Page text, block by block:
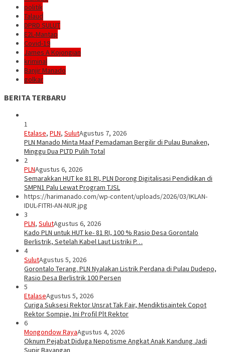
politik
Talaud
DPRD SULUT
E2L-Mantap
Covid-19
James A Kojongian
kriminal
Banjir Manado
golkar
BERITA TERBARU
1
Etalase, PLN, SulutAgustus 7, 2026
PLN Manado Minta Maaf Pemadaman Bergilir di Pulau Bunaken,
Minggu Dua PLTD Pulih Total
2
PLNAgustus 6, 2026
Semarakkan HUT ke 81 RI, PLN Dorong Digitalisasi Pendidikan di
SMPN1 Palu Lewat Program TJSL
https://harimanado.com/wp-content/uploads/2026/03/IKLAN-
IDUL-FITRI-AN-NUR.jpg
3
PLN, SulutAgustus 6, 2026
Kado PLN untuk HUT ke- 81 RI, 100 % Rasio Desa Gorontalo
Berlistrik, Setelah Kabel Laut Listriki P…
4
SulutAgustus 5, 2026
Gorontalo Terang. PLN Nyalakan Listrik Perdana di Pulau Dudepo,
Rasio Desa Berlistrik 100 Persen
5
EtalaseAgustus 5, 2026
Curiga Suksesi Rektor Unsrat Tak Fair, Mendiktisaintek Copot
Rektor Sompie, Ini Profil Plt Rektor
6
Mongondow RayaAgustus 4, 2026
Oknum Pejabat Diduga Nepotisme Angkat Anak Kandung Jadi
Supir Bayangan